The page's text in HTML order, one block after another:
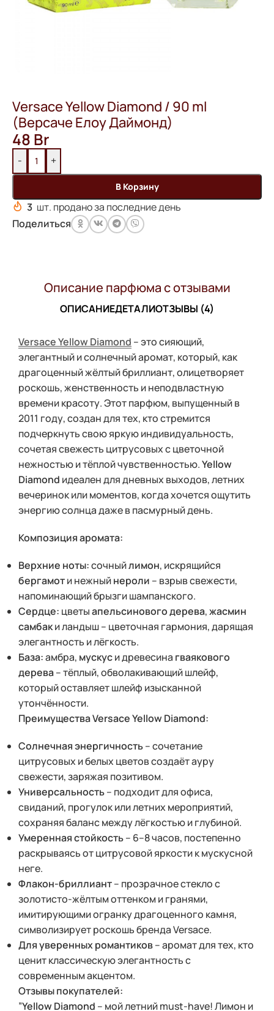
Versace Yellow Diamond / 90 ml
(Версаче Елоу Даймонд)
48 Br
- +
В Корзину
3 шт. продано за последние день
Поделиться
Описание парфюма с отзывами
ОПИСАНИЕДЕТАЛИОТЗЫВЫ (4)
Versace Yellow Diamond – это сияющий,
элегантный и солнечный аромат, который, как
драгоценный жёлтый бриллиант, олицетворяет
роскошь, женственность и неподвластную
времени красоту. Этот парфюм, выпущенный в
2011 году, создан для тех, кто стремится
подчеркнуть свою яркую индивидуальность,
сочетая свежесть цитрусовых с цветочной
нежностью и тёплой чувственностью.Yellow
Diamond идеален для дневных выходов, летних
вечеринок или моментов, когда хочется ощутить
энергию солнца даже в пасмурный день.
Композиция аромата:
Верхние ноты:сочныйлимон, искрящийся
бергамоти нежныйнероли – взрыв свежести,
напоминающий брызги шампанского.
Сердце: цветыапельсинового дерева,жасмин
самбаки ландыш – цветочная гармония, дарящая
элегантность и лёгкость.
База:амбра, мускуси древесина гваякового
дерева– тёплый, обволакивающий шлейф,
который оставляет шлейф изысканной
утончённости.
Преимущества Versace Yellow Diamond:
Солнечная энергичность– сочетание
цитрусовых и белых цветов создаёт ауру
свежести, заряжая позитивом.
Универсальность– подходит для офиса,
свиданий, прогулок или летних мероприятий,
сохраняя баланс между лёгкостью и глубиной.
Умеренная стойкость– 6–8 часов, постепенно
раскрываясь от цитрусовой яркости к мускусной
неге.
Флакон-бриллиант– прозрачное стекло с
золотисто-жёлтым оттенком и гранями,
имитирующими огранку драгоценного камня,
символизирует роскошь бренда Versace.
Для уверенных романтиков– аромат для тех, кто
ценит классическую элегантность с
современным акцентом.
Отзывы покупателей:
”Yellow Diamond – мой летний must-have! Лимон и